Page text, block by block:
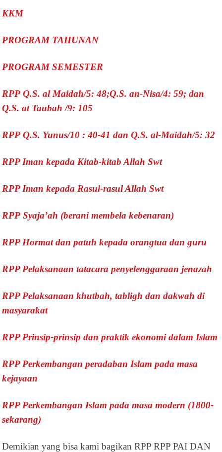
KKM
PROGRAM TAHUNAN
PROGRAM SEMESTER
RPP Q.S. al Maidah/5: 48;Q.S. an-Nisa/4: 59; dan
Q.S. at Taubah /9: 105
RPP Q.S. Yunus/10 : 40-41 dan Q.S. al-Maidah/5: 32
RPP Iman kepada Kitab-kitab Allah Swt
RPP Iman kepada Rasul-rasul Allah Swt
RPP Syaja’ah (berani membela kebenaran)
RPP Hormat dan patuh kepada orangtua dan guru
RPP Pelaksanaan tatacara penyelenggaraan jenazah
RPP Pelaksanaan khutbah, tabligh dan dakwah di
masyarakat
RPP Prinsip-prinsip dan praktik ekonomi dalam Islam
RPP Perkembangan peradaban Islam pada masa
kejayaan
RPP Perkembangan Islam pada masa modern (1800-
sekarang)
Demikian yang bisa kami bagikan RPP RPP PAI DAN